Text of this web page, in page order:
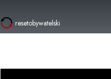
resetobywatelski